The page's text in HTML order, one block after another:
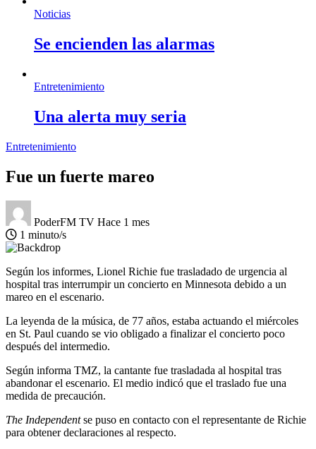
Noticias
Se encienden las alarmas
Entretenimiento
Una alerta muy seria
Entretenimiento
Fue un fuerte mareo
PoderFM TV Hace 1 mes
1 minuto/s
Según los informes, Lionel Richie fue trasladado de urgencia al
hospital tras interrumpir un concierto en Minnesota debido a un
mareo en el escenario.
La leyenda de la música, de 77 años, estaba actuando el miércoles
en St. Paul cuando se vio obligado a finalizar el concierto poco
después del intermedio.
Según informa TMZ, la cantante fue trasladada al hospital tras
abandonar el escenario. El medio indicó que el traslado fue una
medida de precaución.
The Independentse puso en contacto con el representante de Richie
para obtener declaraciones al respecto.